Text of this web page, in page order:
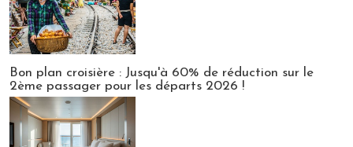
Bon plan croisière : Jusqu'à 60% de réduction sur le
2ème passager pour les départs 2026 !